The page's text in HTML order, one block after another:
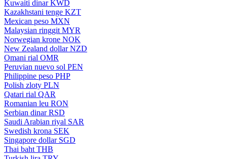
Kuwaiti dinar KWD
Kazakhstani tenge KZT
Mexican peso MXN
Malaysian ringgit MYR
Norwegian krone NOK
New Zealand dollar NZD
Omani rial OMR
Peruvian nuevo sol PEN
Philippine peso PHP
Polish zloty PLN
Qatari rial QAR
Romanian leu RON
Serbian dinar RSD
Saudi Arabian riyal SAR
Swedish krona SEK
Singapore dollar SGD
Thai baht THB